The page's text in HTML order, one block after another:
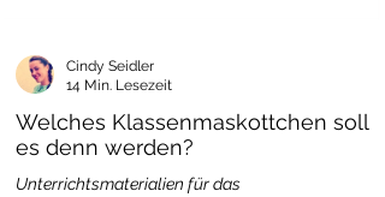
Welches Klassenmaskottchen soll
es denn werden?
Unterrichtsmaterialien für das
Cindy Seidler
14 Min. Lesezeit